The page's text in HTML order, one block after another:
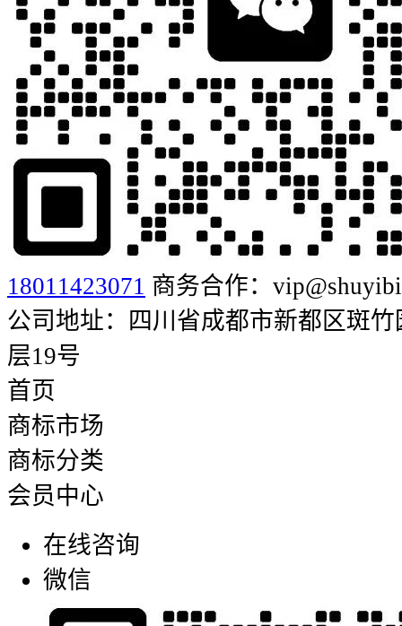
18011423071 商务合作：
公司地址：四川省成都市新都区斑
层19号
首页
商标市场
商标分类
会员中心
在线咨询
微信